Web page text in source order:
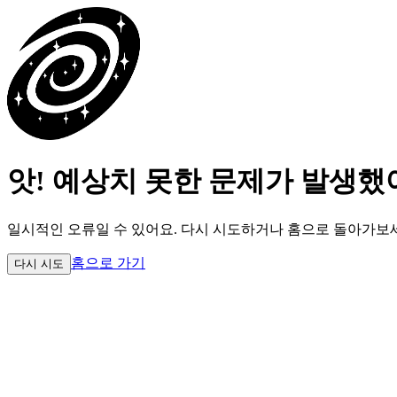
앗! 예상치 못한 문제가 발생했
일시적인 오류일 수 있어요. 다시 시도하거나 홈으로 돌아가보
다시 시도 홈으로 가기